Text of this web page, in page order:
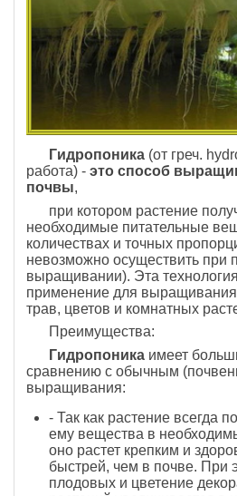
Гидропоника(от греч.
работа) - это способ
почвы,
при котором растение
необходимые питательные
количествах и точных
невозможно осуществить при
выращивании). Эта
применение для
трав, цветов и комнатных
Преимущества:
Гидропоникаимеет
сравнению с обычным
выращивания:
- Так как растение всегда
ему вещества в
оно растет крепким и
быстрей, чем в почве. При
плодовых и цветение